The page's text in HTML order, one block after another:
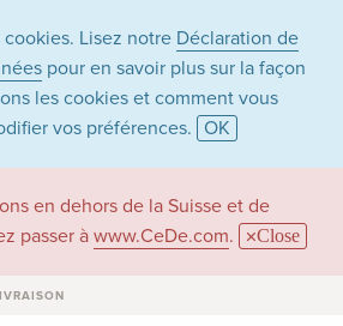
Lisez notre Déclaration de
pour en savoir plus sur la façon
les cookies et comment vous
vos préférences. OK
en dehors de la Suisse et de
passer à www.CeDe.com. Close